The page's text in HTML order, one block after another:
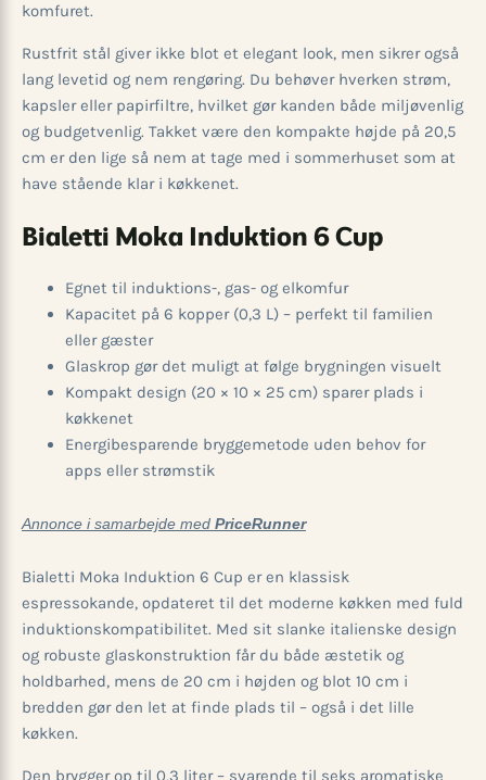
komfuret.
Rustfrit stål giver ikke blot et elegant look, men sikrer også
lang levetid og nem rengøring. Du behøver hverken strøm,
kapsler eller papirfiltre, hvilket gør kanden både miljøvenlig
og budgetvenlig. Takket være den kompakte højde på 20,5
cm er den lige så nem at tage med i sommerhuset som at
have stående klar i køkkenet.
Bialetti Moka Induktion 6 Cup
Egnet til induktions-, gas- og elkomfur
Kapacitet på 6 kopper (0,3 L) – perfekt til familien
eller gæster
Glaskrop gør det muligt at følge brygningen visuelt
Kompakt design (20 × 10 × 25 cm) sparer plads i
køkkenet
Energibesparende bryggemetode uden behov for
apps eller strømstik
Annonce i samarbejde med PriceRunner
Bialetti Moka Induktion 6 Cup er en klassisk
espressokande, opdateret til det moderne køkken med fuld
induktions­kompatibilitet. Med sit slanke italienske design
og robuste glas­konstruktion får du både æstetik og
holdbarhed, mens de 20 cm i højden og blot 10 cm i
bredden gør den let at finde plads til – også i det lille
køkken.
Den brygger op til 0,3 liter – svarende til seks aromatiske